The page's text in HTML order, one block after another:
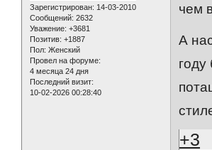
Зарегистрирован: 14-03-2010
Сообщений: 2632
Уважение: +3681
Позитив: +1887
Пол: Женский
Провел на форуме:
4 месяца 24 дня
Последний визит:
10-02-2026 00:28:40
чем
А
году
+3